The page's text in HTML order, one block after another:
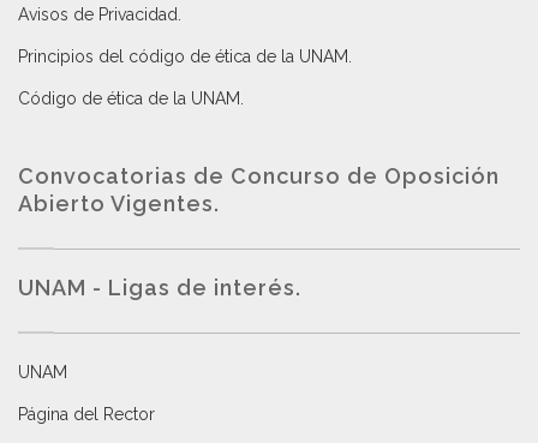
Avisos de Privacidad
Principios del código de ética de la UNAM
Código de ética de la UNAM
Convocatorias de Concurso de Oposición
Abierto Vigentes.
UNAM - Ligas de interés.
UNAM
Página del Rector